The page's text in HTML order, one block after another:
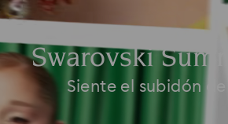
Swarovski
Siente el subidón